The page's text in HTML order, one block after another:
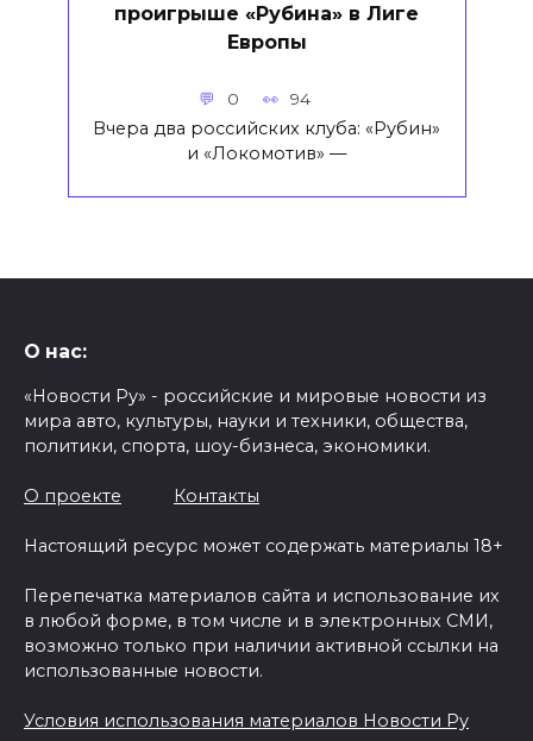
проигрыше «Рубина» в Лиге
Европы
0 94
Вчера два российских клуба: «Рубин»
и «Локомотив» —
О нас:
«Новости Ру» - российские и мировые новости из
мира авто, культуры, науки и техники, общества,
политики, спорта, шоу-бизнеса, экономики.
О проекте Контакты
Настоящий ресурс может содержать материалы 18+
Перепечатка материалов сайта и использование их
в любой форме, в том числе и в электронных СМИ,
возможно только при наличии активной ссылки на
использованные новости.
Условия использования материалов Новости Ру